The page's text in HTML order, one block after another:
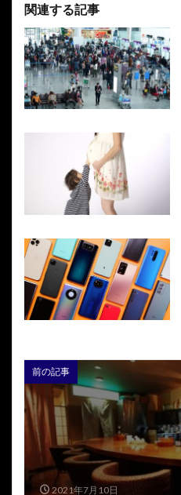
関連する記事
前の記事
2021年7月10日